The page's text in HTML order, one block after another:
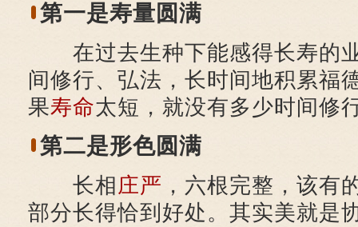
第一是寿量圆满
在过去生种下能感得长寿的
间修行、弘法，长时间地积累福
果寿命太短，就没有多少时间修
第二是形色圆满
长相庄严 ，六根完整，该有
部分长得恰到好处。其实美就是